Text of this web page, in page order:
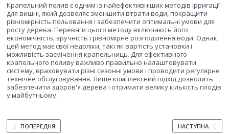
Крапельний полив є одним із найефективніших методів ірригації
для вишні, який дозволяє зменшити втрати води, покращити
рівномірність польовання і забезпечити оптимальні умови для
росту дерева. Переваги цього методу включають його
економічність, зручність і рівномірне розподілення води. Однак,
цей метод має свої недоліки, такі як вартість установки і
можливість засмічення крапельниць. Для ефективного
крапельного поливу важливо правильно налаштовувати
систему, враховувати різні сезонні умови і проводити регулярне
технічне обслуговування. Лише комплексний підхід дозволить
забезпечити здоров'я дерева і отримати велику кількість плодів
у майбутньому.
ПОПЕРЕДНЯ СТАТТЯ: ВИРОЩУВАННЯ ВИШНІ В РЕГІОНАХ З ХОЛОДНИМ
ПОПЕРЕДНЯ НАСТУПНА
НАСТУПНА